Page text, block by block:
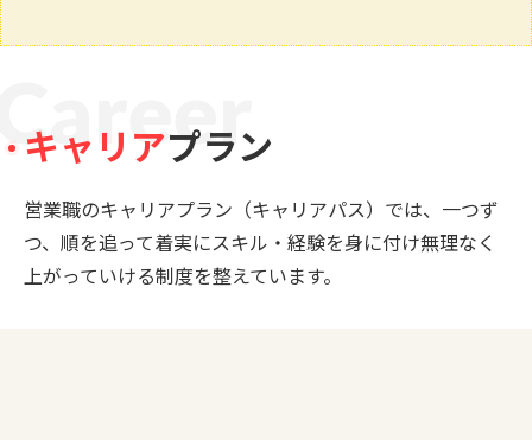
a reer
キャリアプラン
営業職のキャリアプラン（キャリアパス）では、一つず
つ、順を追って着実にスキル・経験を身に付け無理なく
上がっていける制度を整えています。